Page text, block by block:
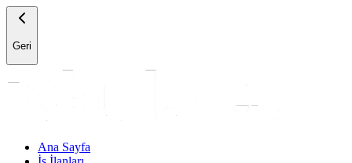
Geri
Ana Sayfa